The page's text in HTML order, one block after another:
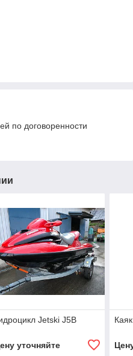
по договоренности
Jetski J5B
уточняйте